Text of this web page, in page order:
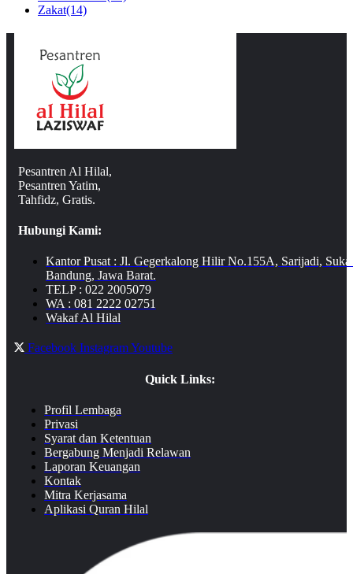
Zakat(14)
Pesantren Al Hilal,
Pesantren Yatim,
Tahfidz, Gratis.
Hubungi Kami:
Kantor Pusat : Jl. Gegerkalong Hilir No.155A, Sarijadi,
Bandung, Jawa Barat.
TELP : 022 2005079
WA : 081 2222 02751
Wakaf Al Hilal
Facebook InstagramYoutube
Quick Links:
Profil Lembaga
Privasi
Syarat dan Ketentuan
Bergabung Menjadi Relawan
Laporan Keuangan
Kontak
Mitra Kerjasama
Aplikasi Quran Hilal